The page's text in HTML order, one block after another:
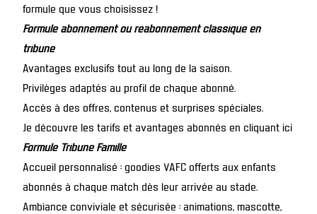
formule que vous choisissez !
Formule abonnement ou réabonnement classique en
tribune
Avantages exclusifs tout au long de la saison.
Privilèges adaptés au profil de chaque abonné.
Accès à des offres, contenus et surprises spéciales.
Je découvre les tarifs et avantages abonnés en cliquant ici
Formule Tribune Famille
Accueil personnalisé : goodies VAFC offerts aux enfants
abonnés à chaque match dès leur arrivée au stade.
Ambiance conviviale et sécurisée : animations, mascotte,